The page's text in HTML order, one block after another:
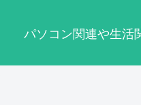
パソコン関連や生活